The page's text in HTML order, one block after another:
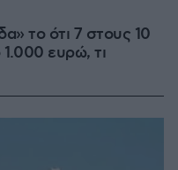
το ότι 7 στους 10
ευρώ, τι